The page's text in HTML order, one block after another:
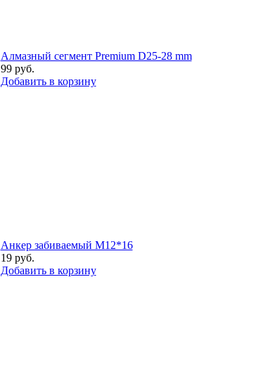
Алмазный сегмент Premium D25-28 mm
99руб.
Добавить в корзину
Анкер забиваемый М12*16
19руб.
Добавить в корзину